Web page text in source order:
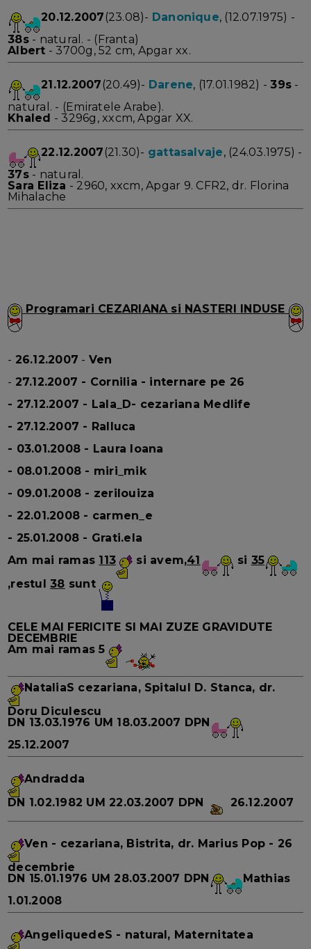
20.12.2007 (23.08)- Danonique, (12.07.1975) -
38s- natural. - (Franta)
Albert - 3700g, 52 cm, Apgar xx.
21.12.2007 (20.49)- Darene, (17.01.1982) -39s -
natural. - (Emiratele Arabe).
Khaled - 3296g, xxcm, Apgar XX.
22.12.2007 (21.30)- gattasalvaje, (24.03.1975) -
37s- natural.
Sara Eliza - 2960, xxcm, Apgar 9. CFR2, dr. Florina
Mihalache
Programari CEZARIANA si NASTERI INDUSE
- 26.12.2007 - Ven
- 27.12.2007 - Cornilia - internare pe 26
- 27.12.2007 - Lala_D- cezariana Medlife
- 27.12.2007 - Ralluca
- 03.01.2008 - Laura Ioana
- 08.01.2008 - miri_mik
- 09.01.2008 - zerilouiza
- 22.01.2008 - carmen_e
- 25.01.2008 - Grati.ela
Am mai ramas 113 si avem,41 si 35
,restul38 sunt
CELE MAI FERICITE SI MAI ZUZE GRAVIDUTE
DECEMBRIE
Am mai ramas 5
NataliaS cezariana, Spitalul D. Stanca, dr.
Doru Diculescu
DN 13.03.1976 UM 18.03.2007 DPN
25.12.2007
Andradda
DN 1.02.1982 UM 22.03.2007 DPN 26.12.2007
Ven - cezariana, Bistrita, dr. Marius Pop - 26
decembrie
DN 15.01.1976 UM 28.03.2007 DPN
Mathias
1.01.2008
AngeliquedeS - natural, Maternitatea